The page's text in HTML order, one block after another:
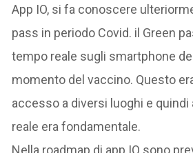
App IO, si fa conoscere
pass in periodo Covid. il Green
tempo reale sugli smartphone
momento del vaccino. Questo
accesso a diversi luoghi e
reale era fondamentale.
Nella roadmap di app IO sono